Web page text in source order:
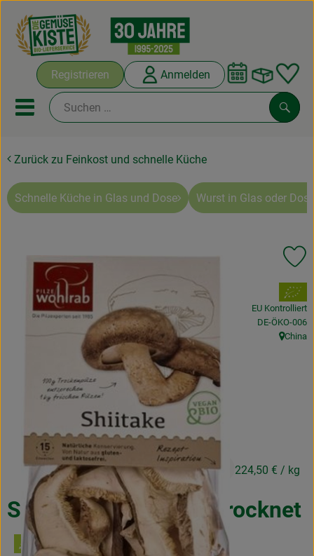
Registrieren Anmelden
Mobiles Menu öffnen oder
Abokisten
Kochboxen
Frisches
Weine
Kochen & Backen
Drogerie
Über uns
Blog
Rezepte
Nützliches
Zurück zu Feinkost und schnelle Küche
Schnelle Küche in Glas und Dose Wurst in Glas oder
Shiitake Scheiben getrocknet
4,49 €/ 20g 224,50 € / kg
, Verband:
EU Kontrolliert
, Kontrollstelle:
DE-ÖKO-006
,
China